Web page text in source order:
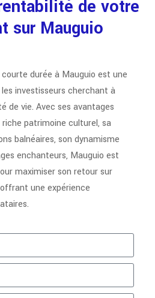
de votre
sur Mauguio
durée à Mauguio est une
investisseurs cherchant à
de vie. Avec ses avantages
patrimoine culturel, sa
balnéaires, son dynamisme
enchanteurs, Mauguio est
maximiser son retour sur
une expérience